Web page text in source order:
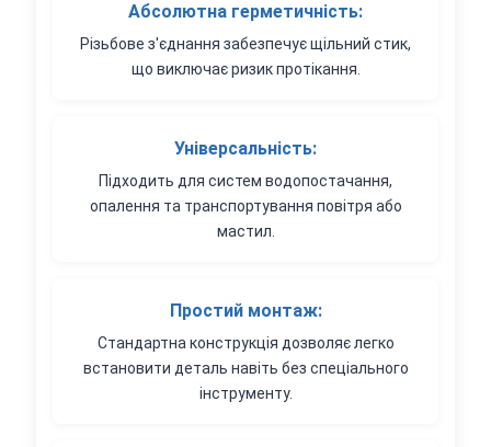
Абсолютна герметичність:
Різьбове з'єднання забезпечує щільний стик,
що виключає ризик протікання.
Універсальність:
Підходить для систем водопостачання,
опалення та транспортування повітря або
мастил.
Простий монтаж:
Стандартна конструкція дозволяє легко
встановити деталь навіть без спеціального
інструменту.